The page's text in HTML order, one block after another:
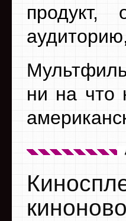
продукт,
ни на что